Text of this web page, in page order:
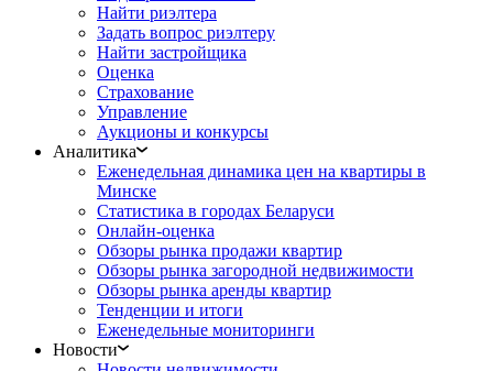
Найти риэлтера
Задать вопрос риэлтеру
Найти застройщика
Оценка
Страхование
Управление
Аукционы и конкурсы
Аналитика
Еженедельная динамика цен на квартиры в
Минске
Статистика в городах Беларуси
Онлайн-оценка
Обзоры рынка продажи квартир
Обзоры рынка загородной недвижимости
Обзоры рынка аренды квартир
Тенденции и итоги
Еженедельные мониторинги
Новости